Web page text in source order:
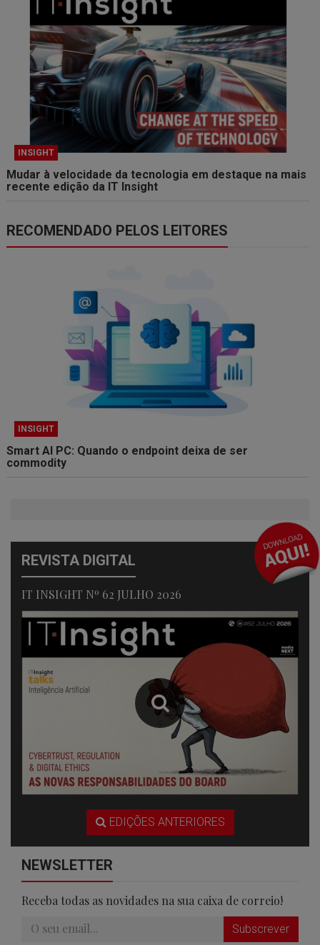
INSIGHT
Mudar à velocidade da tecnologia em destaque na mais
recente edição da IT Insight
RECOMENDADO PELOS LEITORES
INSIGHT
Smart AI PC: Quando o endpoint deixa de ser
commodity
REVISTA DIGITAL
IT INSIGHT Nº 62 JULHO 2026
EDIÇÕES ANTERIORES
NEWSLETTER
Receba todas as novidades na sua caixa de correio!
Subscrever